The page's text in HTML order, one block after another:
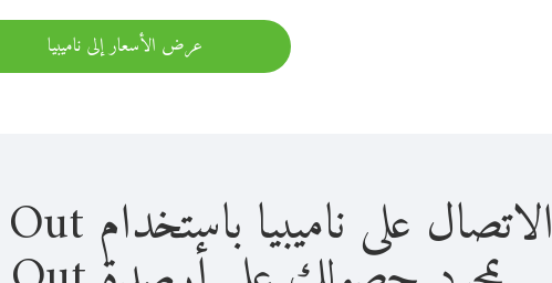
عرض الأسعار إلى ناميبيا
الاتصال على ناميبيا باستخدام Viber Out سهل للغاية.